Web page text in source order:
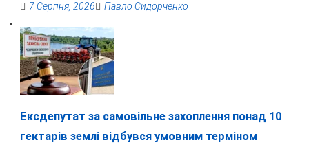
7 Серпня, 2026 Павло Сидорченко
Ексдепутат за самовільне захоплення понад 10
гектарів землі відбувся умовним терміном